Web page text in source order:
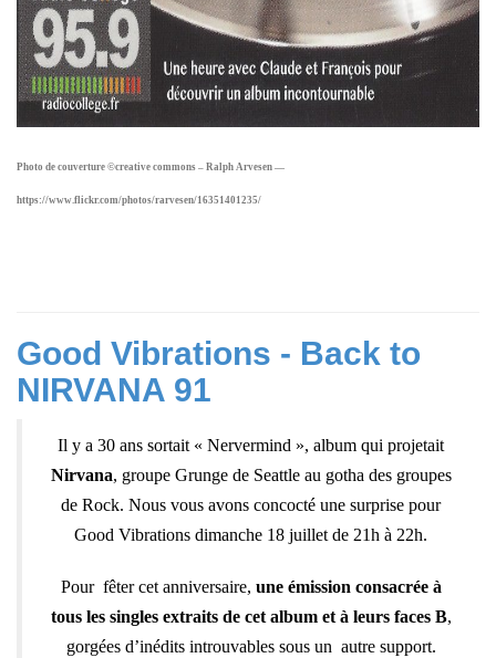
Photo de couverture ©creative commons – Ralph Arvesen —
https://www.flickr.com/photos/rarvesen/16351401235/
Good Vibrations - Back to
NIRVANA 91
Il y a 30 ans sortait « Nervermind », album qui projetait
Nirvana, groupe Grunge de Seattle au gotha des groupes
de Rock. Nous vous avons concocté une surprise pour
Good Vibrations dimanche 18 juillet de 21h à 22h.
Pour fêter cet anniversaire, une émission consacrée à
tous les singles extraits de cet album et à leurs faces B,
gorgées d’inédits introuvables sous un autre support.